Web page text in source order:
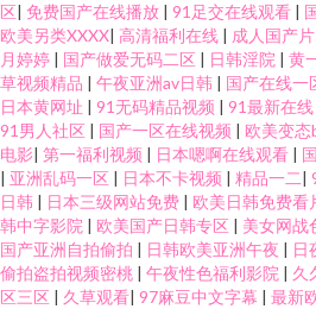
区| 免费国产在线播放 | 91足交在线观看 |
欧美另类XXXX| 高清福利在线 | 成人国产片
月婷婷 | 国产做爱无码二区 | 日韩淫院 | 黄
草视频精品 | 午夜亚洲av日韩 | 国产在线一
日本黄网址 | 91无码精品视频 | 91最新在线
91男人社区 | 国产一区在线视频 | 欧美变态
电影| 第一福利视频 | 日本嗯啊在线观看 |
| 亚洲乱码一区 | 日本不卡视频 | 精品一二|
日韩 | 日本三级网站免费 | 欧美日韩免费看
韩中字影院 | 欧美国产日韩专区 | 美女网战
国产亚洲自拍偷拍 | 日韩欧美亚洲午夜 | 日
偷拍盗拍视频密桃 | 午夜性色福利影院 | 久
区三区 | 久草观看| 97麻豆中文字幕 | 最新